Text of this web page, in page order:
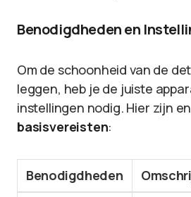
Benodigdheden en
Om de schoonheid van de
leggen, heb je de juiste
instellingen nodig. Hier zijn
basisvereisten:
Benodigdheden